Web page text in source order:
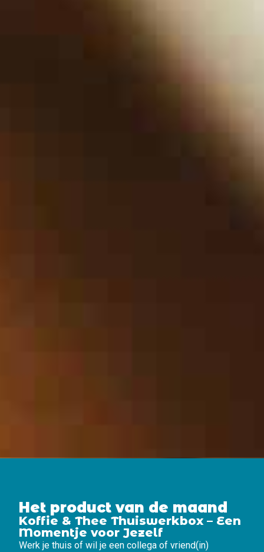
Het product van de maand
Koffie & Thee Thuiswerkbox – Een
Momentje voor Jezelf
Werk je thuis of wil je een collega of vriend(in)